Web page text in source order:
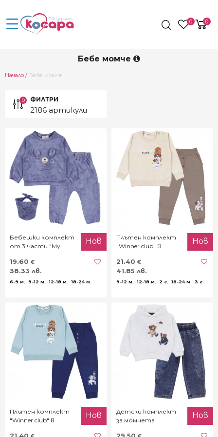
0 0
Бебе момче
Начало Current:
Бебе момче
0 ФИЛТРИ
2186 артикули
Бебешки комплект
от 3 части "My
Нов
19.60 €
38.33 лв.
6-9 м. 9-12 м. 12-18 м. 18-24 м.
Плътен комплект
"Winner club" в
Нов
21.40 €
41.85 лв.
9-12 м. 12-18 м. 2 г. 18-24 м. 3 г.
Плътен комплект
"Winner club" в
Нов
Детски комплект
за момчета
Нов